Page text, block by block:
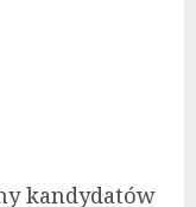
kandydatów